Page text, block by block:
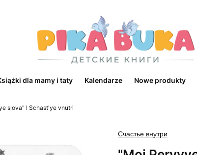
dla mamy i taty Kalendarze Nowe produkty
slova" I Schast'ye vnutri
Счастье внутри